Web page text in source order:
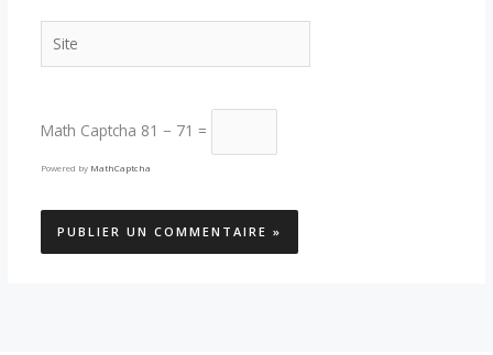
Math Captcha 81 − 71 =
Powered by MathCaptcha